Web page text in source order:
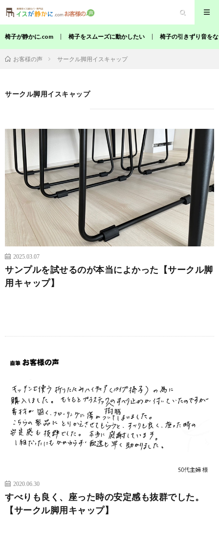
椅子が静かに.com 椅子をスムーズに動かしたい 椅子の引きずり音を
お客様の声 サークル脚用イスキャップ
サークル脚用イスキャップ
2025.03.07
サンプルを試せるのが本当によかった【サークル脚
用キャップ】
2020.06.30
すべりも良く、座った時の安定感も抜群でした。
【サークル脚用キャップ】